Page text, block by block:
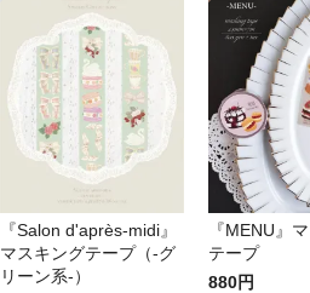
『Salon d'après-midi』
マスキングテープ（-グ
リーン系-）
『MENU』
テープ
880円